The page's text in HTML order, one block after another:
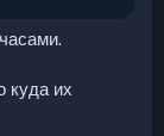
VPN,
и через
куда их